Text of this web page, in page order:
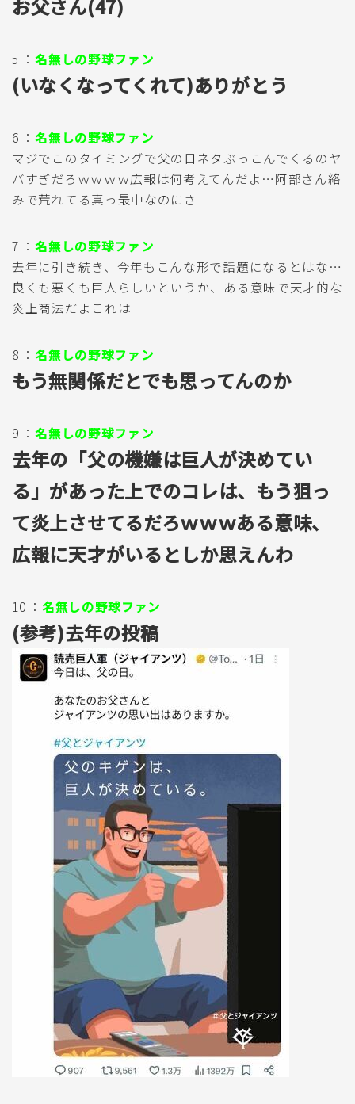
お父さん(47)
5 ：名無しの野球ファン
(いなくなってくれて)ありがとう
6 ：名無しの野球ファン
マジでこのタイミングで父の日ネタぶっこんでくるのヤ
バすぎだろｗｗｗｗ広報は何考えてんだよ…阿部さん絡
みで荒れてる真っ最中なのにさ
7 ：名無しの野球ファン
去年に引き続き、今年もこんな形で話題になるとはな…
良くも悪くも巨人らしいというか、ある意味で天才的な
炎上商法だよこれは
8 ：名無しの野球ファン
もう無関係だとでも思ってんのか
9 ：名無しの野球ファン
去年の「父の機嫌は巨人が決めてい
る」があった上でのコレは、もう狙っ
て炎上させてるだろｗｗｗある意味、
広報に天才がいるとしか思えんわ
10 ： 名無しの野球ファン
(参考)去年の投稿